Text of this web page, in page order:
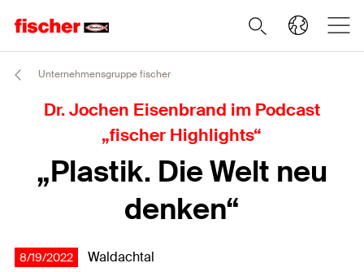
Unternehmensgruppe fischer
Dr. Jochen Eisenbrand im Podcast
„fischer Highlights“
„Plastik. Die Welt neu
denken“
8/19/2022 Waldachtal